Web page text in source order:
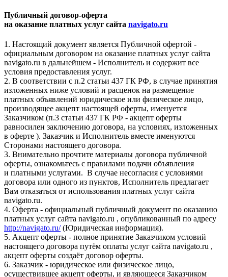
Публичный договор-оферта
на оказание платных услуг сайта navigato.ru
1. Настоящий документ является Публичной офертой -
официальным договором на оказание платных услуг сайта
navigato.ru в дальнейшем - Исполнитель и содержит все
условия предоставления услуг.
2. В соответствии с п.2 статьи 437 ГК РФ, в случае принятия
изложенных ниже условий и расценок на размещение
платных объявлений юридическое или физическое лицо,
производящее акцепт настоящей оферты, именуется
Заказчиком (п.3 статьи 437 ГК РФ - акцепт оферты
равносилен заключению договора, на условиях, изложенных
в оферте ). Заказчик и Исполнитель вместе именуются
Сторонами настоящего договора.
3. Внимательно прочтите материалы договора публичной
оферты, ознакомьтесь с правилами подачи объявления
и платными услугами. В случае несогласия с условиями
договора или одного из пунктов, Исполнитель предлагает
Вам отказаться от использования платных услуг сайта
navigato.ru.
4. Оферта - официальный публичный документ по оказанию
платных услуг сайта navigato.ru , опубликованный по адресу
http://navigato.ru/(Юридическая информация).
5. Акцепт оферты - полное принятие Заказчиком условий
настоящего договора путём оплаты услуг сайта navigato.ru ,
акцепт оферты создаёт договор оферты.
6. Заказчик - юридическое или физическое лицо,
осуществившее акцепт оферты, и являющееся Заказчиком